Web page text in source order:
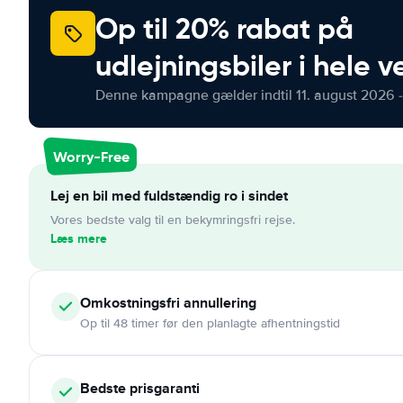
Op til 20% rabat på
udlejningsbiler i hele
Denne kampagne gælder indtil 11. august 2026
Worry-Free
Lej en bil med fuldstændig ro i sindet
Vores bedste valg til en bekymringsfri rejse.
Læs mere
Omkostningsfri annullering
Op til 48 timer før den planlagte afhentningstid
Bedste prisgaranti